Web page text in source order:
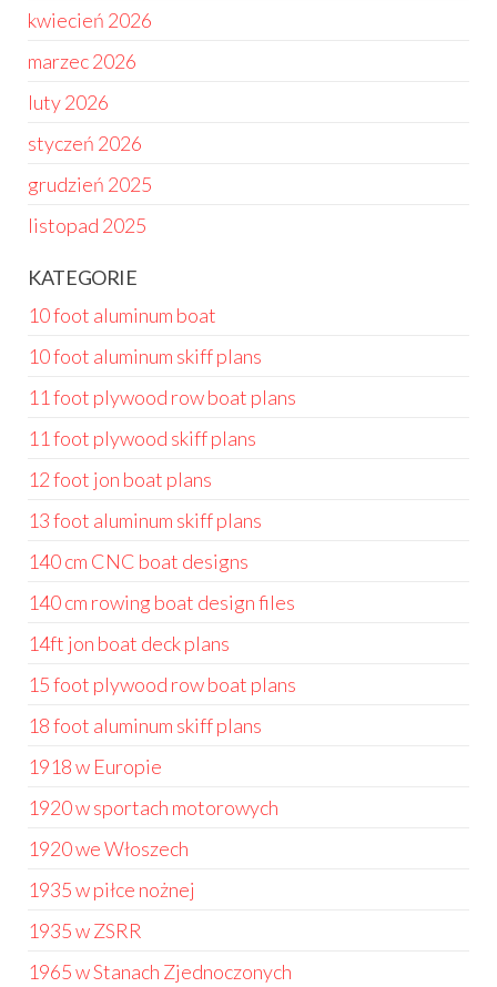
kwiecień 2026
marzec 2026
luty 2026
styczeń 2026
grudzień 2025
listopad 2025
KATEGORIE
10 foot aluminum boat
10 foot aluminum skiff plans
11 foot plywood row boat plans
11 foot plywood skiff plans
12 foot jon boat plans
13 foot aluminum skiff plans
140 cm CNC boat designs
140 cm rowing boat design files
14ft jon boat deck plans
15 foot plywood row boat plans
18 foot aluminum skiff plans
1918 w Europie
1920 w sportach motorowych
1920 we Włoszech
1935 w piłce nożnej
1935 w ZSRR
1965 w Stanach Zjednoczonych